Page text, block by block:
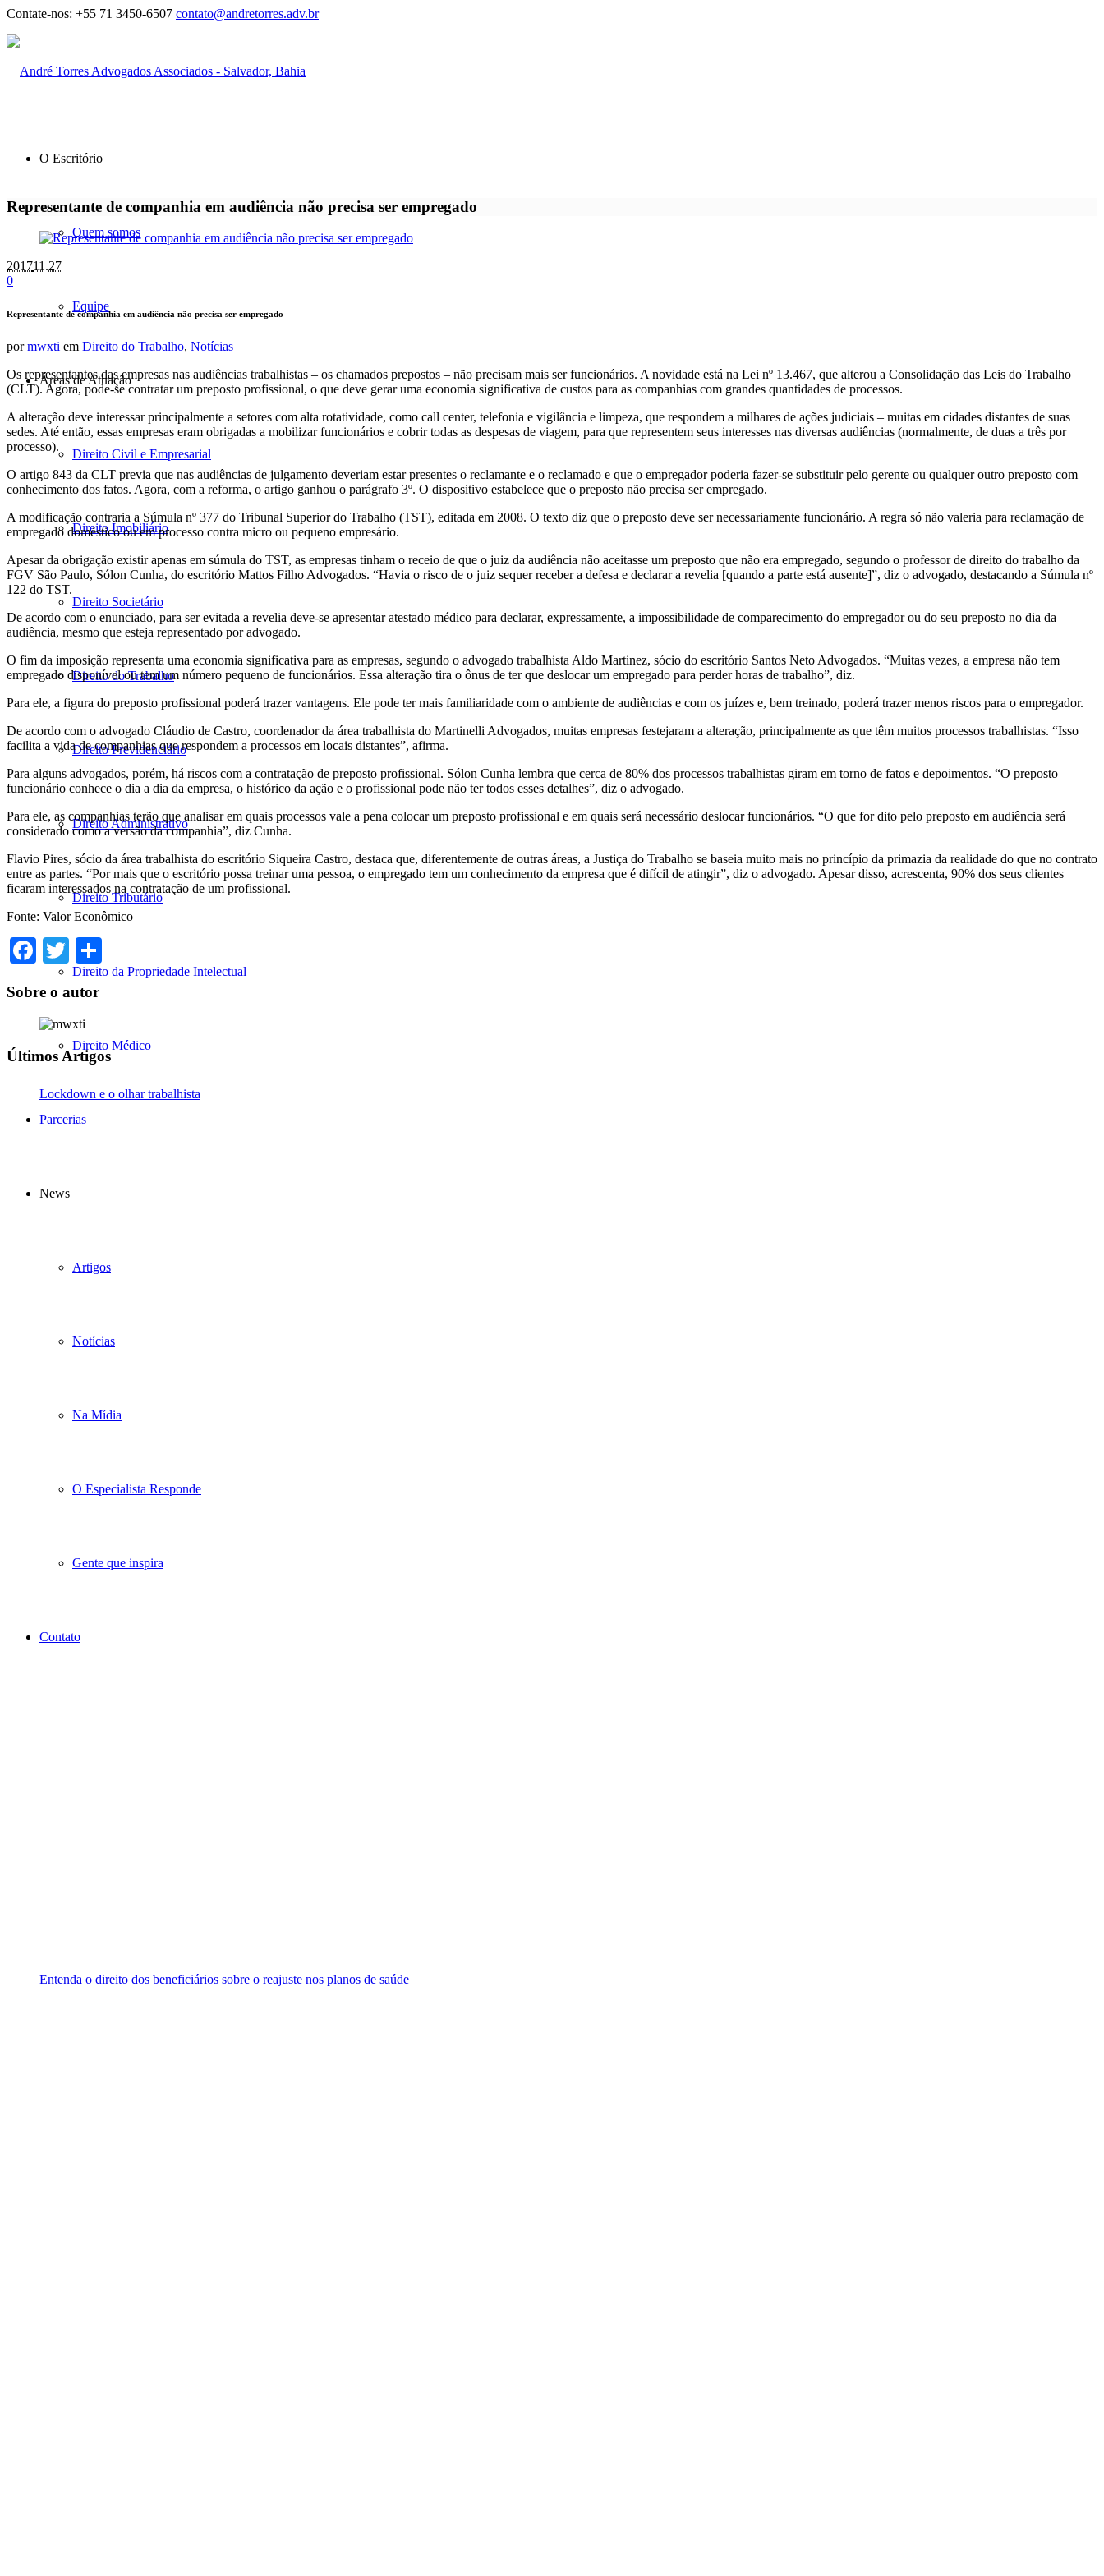
Contate-nos: +55 71 3450-6507 contato@andretorres.adv.br
O Escritório
Quem somos
Equipe
Áreas de Atuação
Direito Civil e Empresarial
Direito Imobiliário
Direito Societário
Direito do Trabalho
Direito Previdenciário
Direito Administrativo
Direito Tributário
Direito da Propriedade Intelectual
Direito Médico
Parcerias
News
Artigos
Notícias
Na Mídia
O Especialista Responde
Gente que inspira
Contato
Representante de companhia em audiência não precisa ser empregado
201711.27
0
Representante de companhia em audiência não precisa ser empregado
pormwxti em Direito do Trabalho, Notícias
Os representantes das empresas nas audiências trabalhistas – os chamados prepostos – não precisam mais ser funcionários. A novidade está na Lei nº 13.467, que alterou a Consolidação das Leis do Trabalho
(CLT). Agora, pode-se contratar um preposto profissional, o que deve gerar uma economia significativa de custos para as companhias com grandes quantidades de processos.
A alteração deve interessar principalmente a setores com alta rotatividade, como call center, telefonia e vigilância e limpeza, que respondem a milhares de ações judiciais – muitas em cidades distantes de suas
sedes. Até então, essas empresas eram obrigadas a mobilizar funcionários e cobrir todas as despesas de viagem, para que representem seus interesses nas diversas audiências (normalmente, de duas a três por
processo).
O artigo 843 da CLT previa que nas audiências de julgamento deveriam estar presentes o reclamante e o reclamado e que o empregador poderia fazer-se substituir pelo gerente ou qualquer outro preposto com
conhecimento dos fatos. Agora, com a reforma, o artigo ganhou o parágrafo 3º. O dispositivo estabelece que o preposto não precisa ser empregado.
A modificação contraria a Súmula nº 377 do Tribunal Superior do Trabalho (TST), editada em 2008. O texto diz que o preposto deve ser necessariamente funcionário. A regra só não valeria para reclamação de
empregado doméstico ou em processo contra micro ou pequeno empresário.
Apesar da obrigação existir apenas em súmula do TST, as empresas tinham o receio de que o juiz da audiência não aceitasse um preposto que não era empregado, segundo o professor de direito do trabalho da
FGV São Paulo, Sólon Cunha, do escritório Mattos Filho Advogados. “Havia o risco de o juiz sequer receber a defesa e declarar a revelia [quando a parte está ausente]”, diz o advogado, destacando a Súmula nº
122 do TST.
De acordo com o enunciado, para ser evitada a revelia deve-se apresentar atestado médico para declarar, expressamente, a impossibilidade de comparecimento do empregador ou do seu preposto no dia da
audiência, mesmo que esteja representado por advogado.
O fim da imposição representa uma economia significativa para as empresas, segundo o advogado trabalhista Aldo Martinez, sócio do escritório Santos Neto Advogados. “Muitas vezes, a empresa não tem
empregado disponível ou tem um número pequeno de funcionários. Essa alteração tira o ônus de ter que deslocar um empregado para perder horas de trabalho”, diz.
Para ele, a figura do preposto profissional poderá trazer vantagens. Ele pode ter mais familiaridade com o ambiente de audiências e com os juízes e, bem treinado, poderá trazer menos riscos para o empregador.
De acordo com o advogado Cláudio de Castro, coordenador da área trabalhista do Martinelli Advogados, muitas empresas festejaram a alteração, principalmente as que têm muitos processos trabalhistas. “Isso
facilita a vida de companhias que respondem a processos em locais distantes”, afirma.
Para alguns advogados, porém, há riscos com a contratação de preposto profissional. Sólon Cunha lembra que cerca de 80% dos processos trabalhistas giram em torno de fatos e depoimentos. “O preposto
funcionário conhece o dia a dia da empresa, o histórico da ação e o profissional pode não ter todos esses detalhes”, diz o advogado.
Para ele, as companhias terão que analisar em quais processos vale a pena colocar um preposto profissional e em quais será necessário deslocar funcionários. “O que for dito pelo preposto em audiência será
considerado como a versão da companhia”, diz Cunha.
Flavio Pires, sócio da área trabalhista do escritório Siqueira Castro, destaca que, diferentemente de outras áreas, a Justiça do Trabalho se baseia muito mais no princípio da primazia da realidade do que no contrato
entre as partes. “Por mais que o escritório possa treinar uma pessoa, o empregado tem um conhecimento da empresa que é difícil de atingir”, diz o advogado. Apesar disso, acrescenta, 90% dos seus clientes
ficaram interessados na contratação de um profissional.
Fonte: Valor Econômico
Facebook
Twitter
Sobre o autor
Últimos Artigos
Lockdown e o olhar trabalhista
Entenda o direito dos beneficiários sobre o reajuste nos planos de saúde